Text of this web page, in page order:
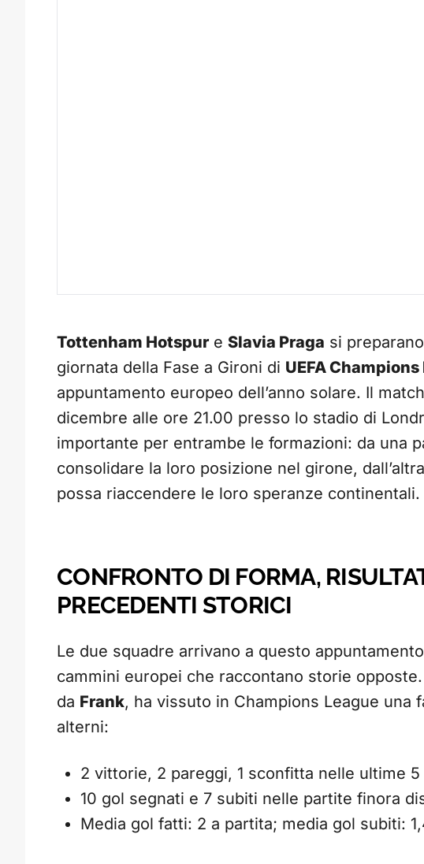
Tottenham Hotspur e Slavia Praga si
giornata della Fase a Gironi di UEFA
appuntamento europeo dell’anno solare. Il
dicembre alle ore 21.00 presso lo stadio di
importante per entrambe le formazioni: da una
consolidare la loro posizione nel girone,
possa riaccendere le loro speranze continentali.
CONFRONTO DI FORMA,
PRECEDENTI STORICI
Le due squadre arrivano a questo
cammini europei che raccontano storie
da Frank, ha vissuto in Champions League una
alterni:
2 vittorie, 2 pareggi, 1 sconfitta nelle ultime
10 gol segnati e 7 subiti nelle partite finora
Media gol fatti: 2 a partita; media gol subiti: